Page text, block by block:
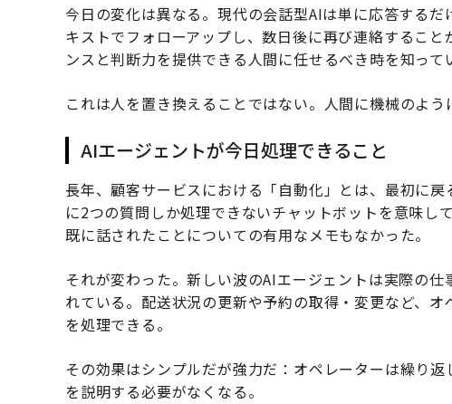
今日の変化は異なる。現代の会話型AIは単に応答する
キストでフォローアップし、数日後に再び連絡するこ
ンスと判断力を提供できる人間に任せるべき時を知って
これは人を置き換えることではない。人間に機械のよう
AIエージェントが今日処理できること
長年、顧客サービスにおける「自動化」とは、最初に
に2つの質問しか処理できないチャットボットを意味し
既に話されたことについての有用なメモもなかった。
それが変わった。新しい波のAIエージェントは実際の
れている。配送状況の更新や予約の取得・変更など、
を処理できる。
その効果はシンプルだが強力だ：オペレーターは繰り
を説明する必要がなくなる。